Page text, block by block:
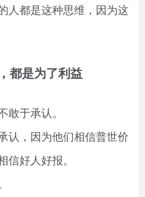
人都是这种思维，因为这
都是为了利益
于承认。
认，因为他们相信普世价
好人好报。